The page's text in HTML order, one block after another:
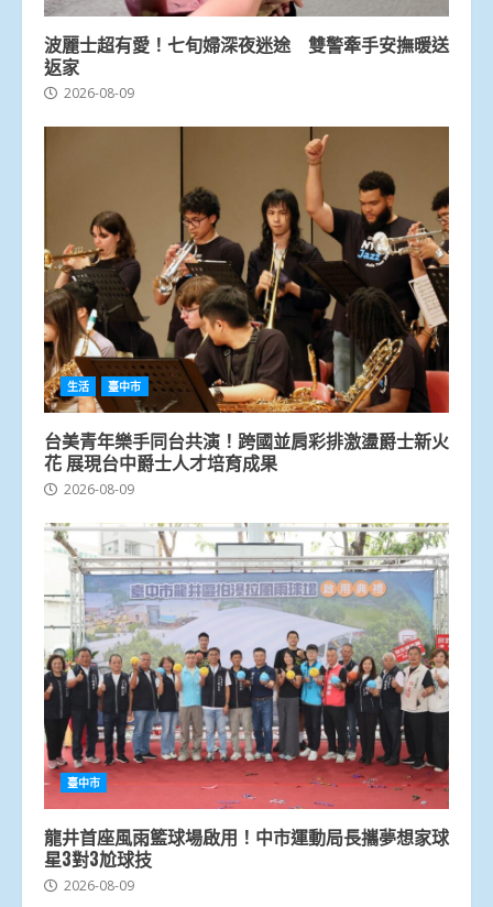
波麗士超有愛！七旬婦深夜迷途 雙警牽手安撫暖送
返家
2026-08-09
生活 臺中市
台美青年樂手同台共演！跨國並肩彩排激盪爵士新火
花 展現台中爵士人才培育成果
2026-08-09
臺中市
龍井首座風雨籃球場啟用！中市運動局長攜夢想家球
星3對3尬球技
2026-08-09